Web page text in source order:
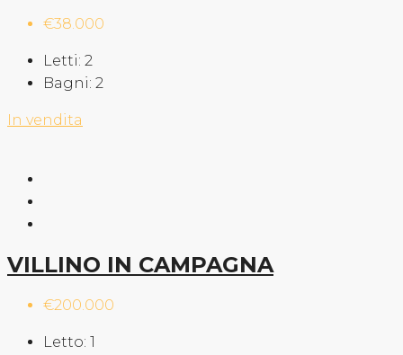
€38.000
Letti: 2
Bagni: 2
In vendita
VILLINO IN CAMPAGNA
€200.000
Letto: 1